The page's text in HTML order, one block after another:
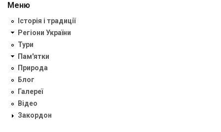
Меню
Історія і традиції
Регіони України
Тури
Пам'ятки
Природа
Блог
Галереї
Відео
Закордон